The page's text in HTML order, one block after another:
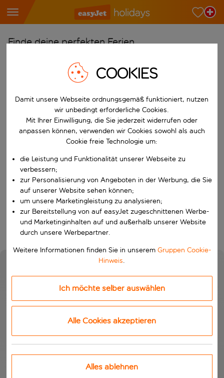
Finde deine perfekten Ferien
Beginne mit der Eingabe für die automatische
Wähle deine Flughäfen
Beginne mit der Eingabe für die automatische
Reiseziele finden
Nach
W&auml;hle ein Ab- und R&uuml;ckflugdatum aus.
Wähle deine Reisedaten
Wann
Wer
Suchen
COOKIES
Damit unsere Webseite ordnungsgemäß funktioniert, nutzen
wir unbedingt erforderliche Cookies.
Mit Ihrer Einwilligung, die Sie jederzeit widerrufen oder
anpassen können, verwenden wir Cookies sowohl als auch
Cookie freie Technologie um:
die Leistung und Funktionalität unserer Webseite zu
verbessern;
zur Personalisierung von Angeboten in der Werbung, die Sie
auf unserer Website sehen können;
um unsere Marketingleistung zu analysieren;
zur Bereitstellung von auf easyJet zugeschnittenen Werbe-
und Marketinginhalten auf und außerhalb unserer Website
durch unsere Werbepartner.
Weitere Informationen finden Sie in unserem Gruppen Cookie-
Hinweis.
Ich möchte selber auswählen
Alle Cookies akzeptieren
Alles ablehnen